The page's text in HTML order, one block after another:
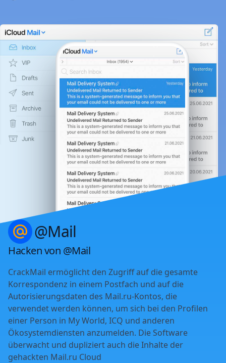
@Mail
Hacken von @Mail
CrackMail ermöglicht den Zugriff auf die gesamte
Korrespondenz in einem Postfach und auf die
Autorisierungsdaten des Mail.ru-Kontos, die
verwendet werden können, um sich bei den Profilen
einer Person in My World, ICQ und anderen
Ökosystemdiensten anzumelden. Die Software
überwacht und dupliziert auch die Inhalte der
gehackten Mail.ru Cloud